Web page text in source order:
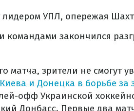
УПЛ, опережая
командами закончился
матча, зрители не смогут
и Донецка в борьбе за
офф Украинской
Донбасс. Первые два